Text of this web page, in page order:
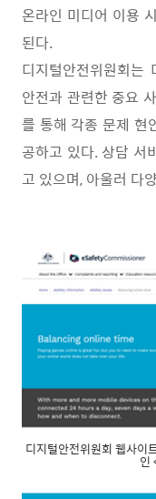
온라인 미디어 이용
된다.
디지털안전위원회는
안전과 관련한 중요
를 통해 각종 문제 현
공하고 있다. 상담 서
고 있으며, 아울러 다
디지털안전위원회 웹사이
인